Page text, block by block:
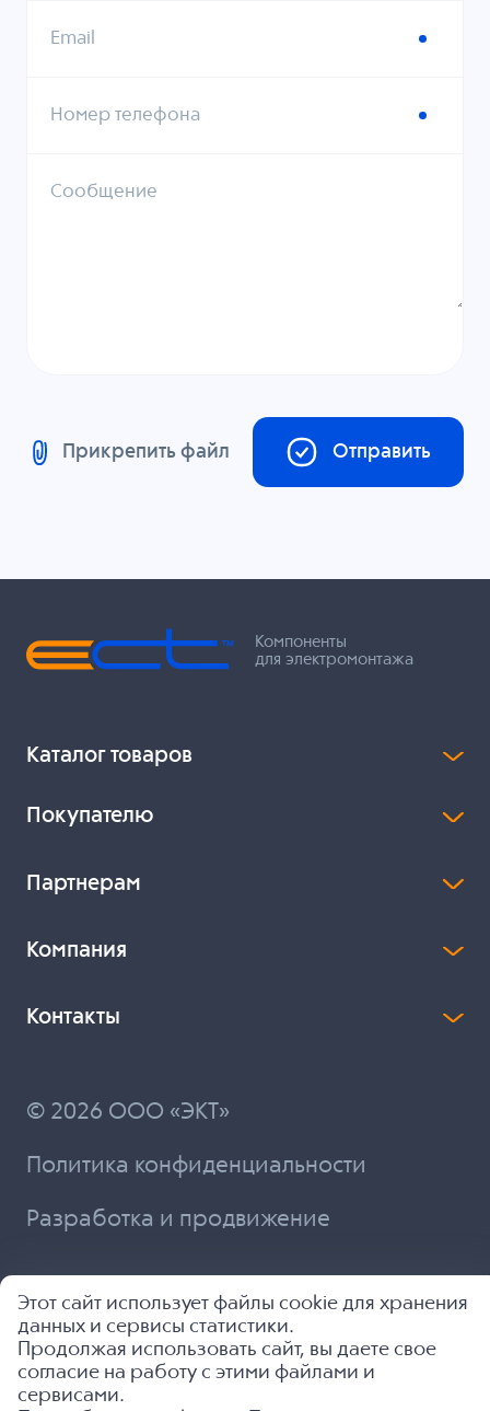
Email
Номер телефона
Сообщение
Прикрепить файл Отправить
Компоненты
для электромонтажа
Каталог товаров
Покупателю
Партнерам
Компания
Контакты
© 2026 ООО «ЭКТ»
Политика конфиденциальности
Разработка и продвижение
Этот сайт использует файлы cookie для хранения
данных и сервисы статистики.
Продолжая использовать сайт, вы даете свое
согласие на работу с этими файлами и
сервисами.